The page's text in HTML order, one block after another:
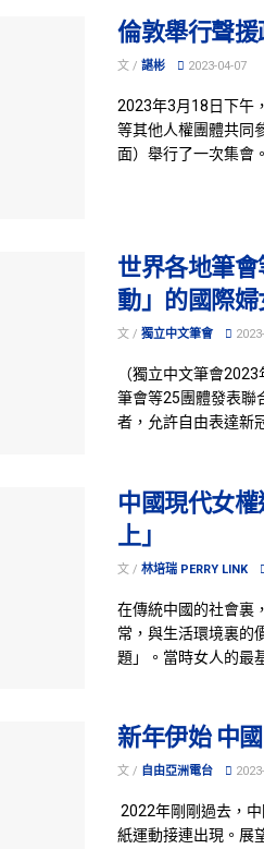
倫敦舉行聲
文 / 諶彬 2023-04-07
2023年3月18日下午
等其他人權團體共同
面）舉行了一次集會
世界各地筆
動」的國際婦
文 / 獨立中文筆會
（獨立中文筆會
筆會等25團體發表聯
者，允許自由表達新
中國現代女
上」
文 / 林培瑞 PERRY LINK
在傳統中國的社會裏
常，與生活環境裏的
題」。當時女人的最
新年伊始 中
文 / 自由亞洲電台
2022年剛剛過去，
紙運動接連出現。展